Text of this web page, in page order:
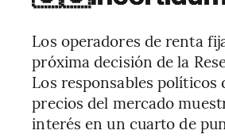
Los operadores de renta
próxima decisión de la
Los responsables políticos
precios del mercado
interés en un cuarto de